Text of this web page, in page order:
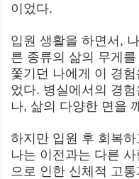
이었다.
입원 생활을 하면서,
른 종류의 삶의 무게
쫓기던 나에게 이 경
었다. 병실에서의 경
나, 삶의 다양한 면을
하지만 입원 후 회복
나는 이전과는 다른
으로 인한 신체적 고